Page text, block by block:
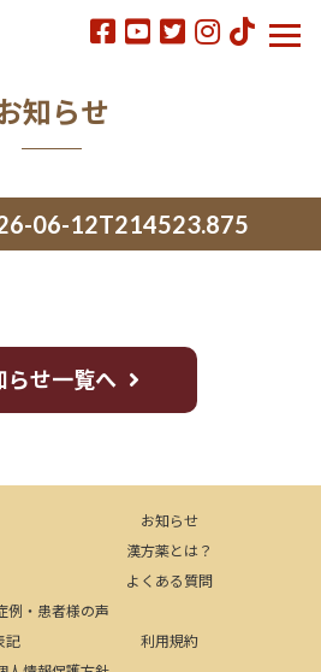
知らせ
06-12T214523.875
らせ一覧へ
お知らせ
漢方薬とは？
よくある質問
例・患者様の声
記
利用規約